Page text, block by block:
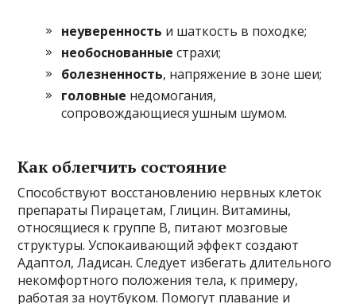
неуверенность и шаткость в походке;
необоснованные страхи;
болезненность, напряжение в зоне шеи;
головные недомогания,
сопровождающиеся ушным шумом.
Как облегчить состояние
Способствуют восстановлению нервных клеток
препараты Пирацетам, Глицин. Витамины,
относящиеся к группе B, питают мозговые
структуры. Успокаивающий эффект создают
Адаптол, Ладисан. Следует избегать длительного
некомфортного положения тела, к примеру,
работая за ноутбуком. Помогут плавание и